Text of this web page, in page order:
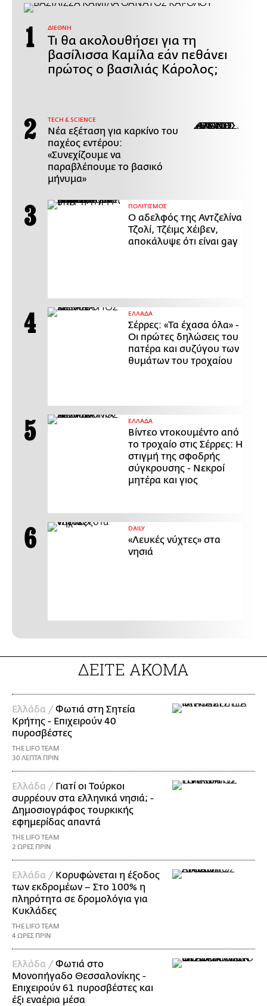
ΔΙΕΘΝΗ
Τι θα ακολουθήσει για τη
βασίλισσα Καμίλα εάν πεθάνει
πρώτος ο βασιλιάς Κάρολος;
ΤECH & SCIENCE
Νέα εξέταση για καρκίνο του
παχέος εντέρου:
«Συνεχίζουμε να
παραβλέπουμε το βασικό
μήνυμα»
ΠΟΛΙΤΙΣΜΟΣ
Ο αδελφός της Αντζελίνα
Τζολί, Τζέιμς Χέιβεν,
αποκάλυψε ότι είναι gay
ΕΛΛΑΔΑ
Σέρρες: «Τα έχασα όλα» -
Οι πρώτες δηλώσεις του
πατέρα και συζύγου των
θυμάτων του τροχαίου
ΕΛΛΑΔΑ
Βίντεο ντοκουμέντο από
το τροχαίο στις Σέρρες: Η
στιγμή της σφοδρής
σύγκρουσης - Νεκροί
μητέρα και γιος
DAILY
«Λευκές νύχτες» στα
νησιά
ΔΕΙΤΕ ΑΚΟΜΑ
Ελλάδα /Φωτιά στη Σητεία
Κρήτης - Επιχειρούν 40
πυροσβέστες
THE LIFO TEAM
30 ΛΕΠΤΑ ΠΡΙΝ
Ελλάδα / Γιατί οι Τούρκοι
συρρέουν στα ελληνικά νησιά; -
Δημοσιογράφος τουρκικής
εφημερίδας απαντά
THE LIFO TEAM
2 ΩΡΕΣ ΠΡΙΝ
Ελλάδα / Κορυφώνεται η έξοδος
των εκδρομέων – Στο 100% η
πληρότητα σε δρομολόγια για
Κυκλάδες
THE LIFO TEAM
4 ΩΡΕΣ ΠΡΙΝ
Ελλάδα /Φωτιά στο
Μονοπήγαδο Θεσσαλονίκης -
Επιχειρούν 61 πυροσβέστες και
έξι εναέρια μέσα